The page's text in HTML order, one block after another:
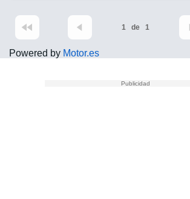
1 de 1
Powered by Motor.es